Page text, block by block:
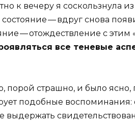
к вечеру я соскользнула
— вдруг снова
— отождествление с этим
все теневые
порой страшно, и было
подобные воспоминания:
выдержать